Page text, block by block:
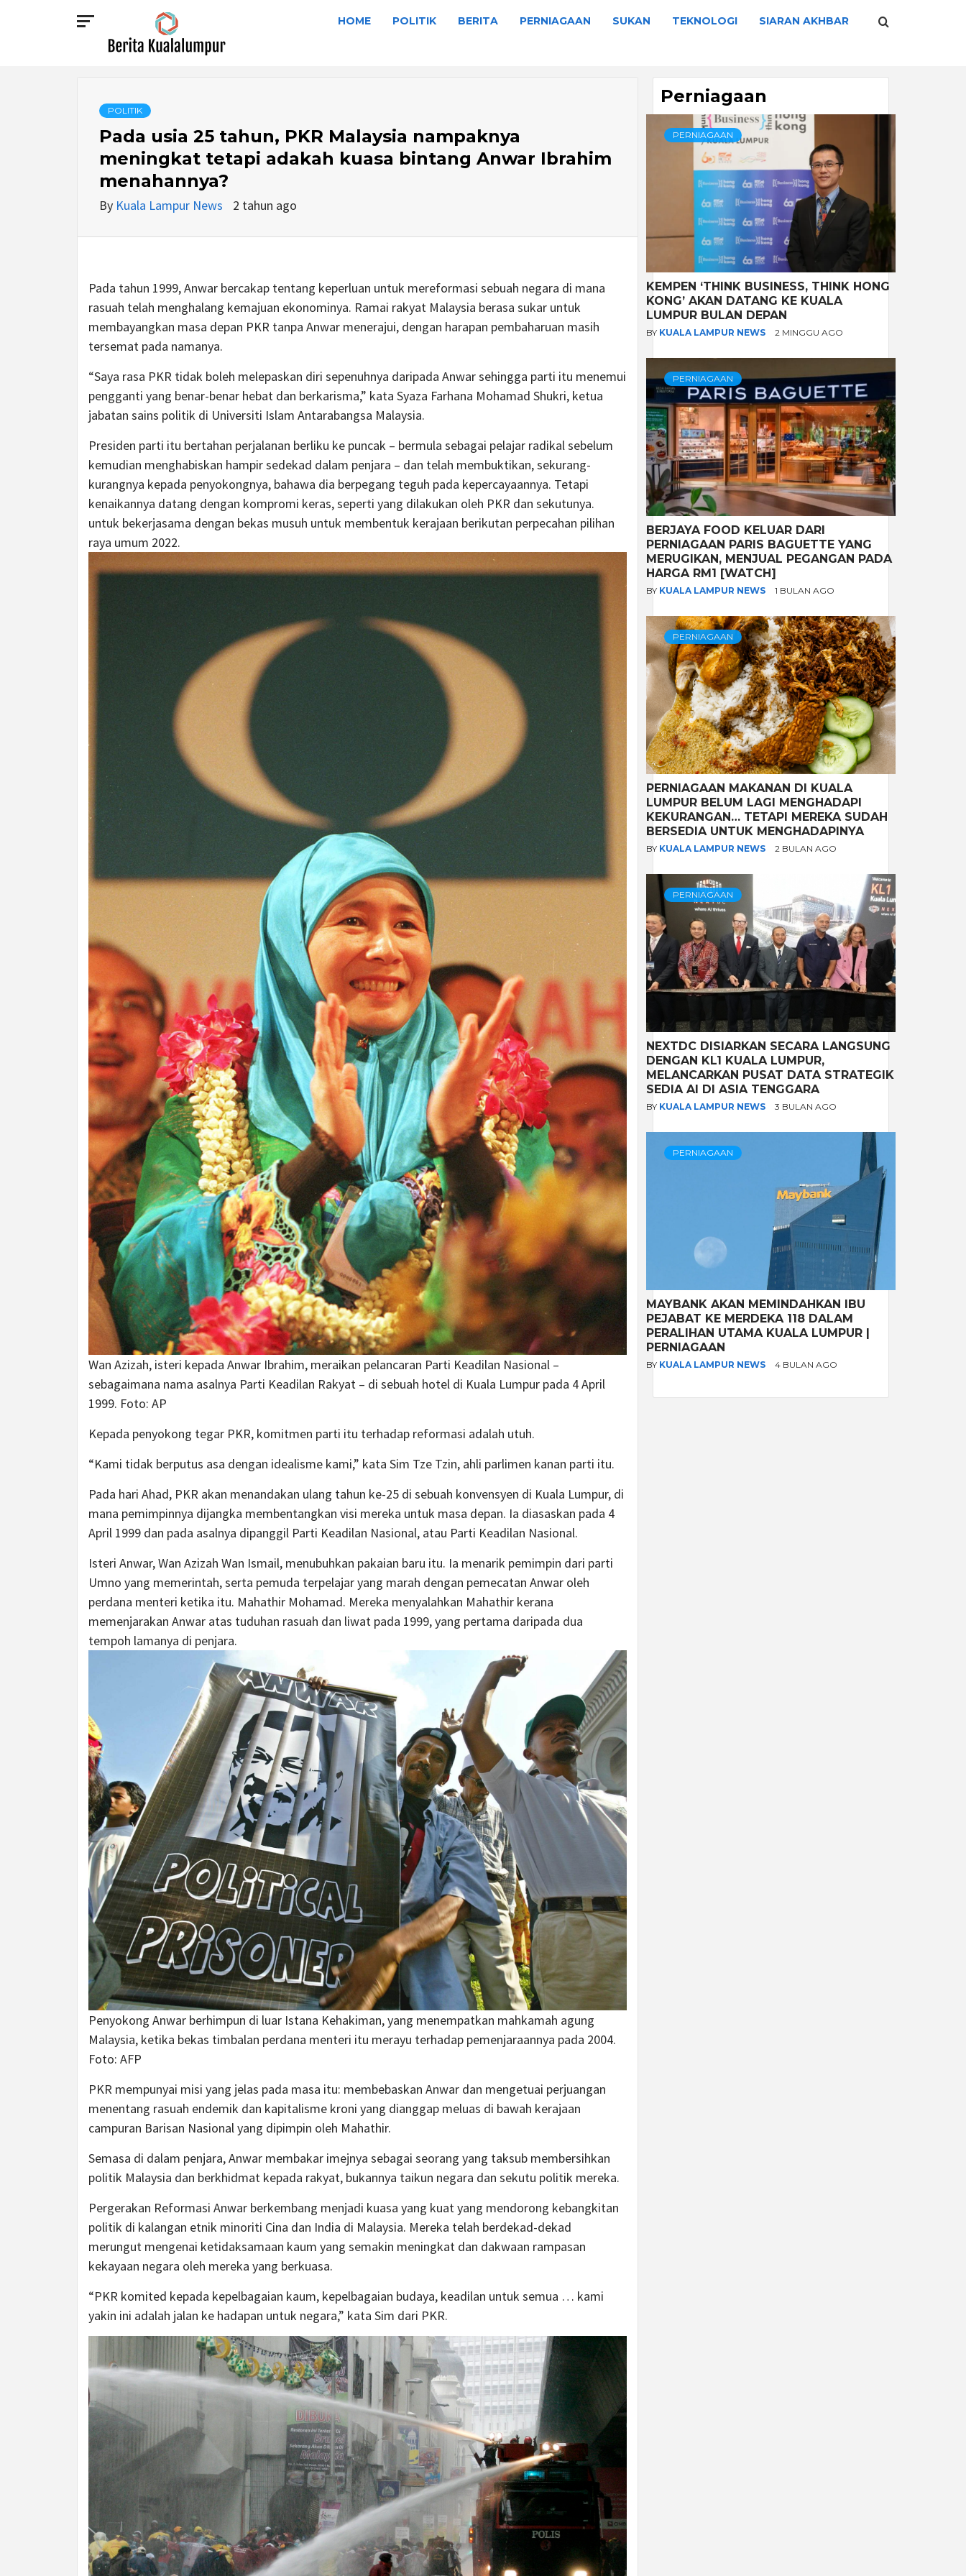
BERITA
KUALALUMPUR
HOME POLITIK BERITA PERNIAGAAN SUKAN TEKNOLOGI SIARAN AKHBAR
POLITIK
Pada usia 25 tahun, PKR Malaysia nampaknya
meningkat tetapi adakah kuasa bintang Anwar Ibrahim
menahannya?
By Kuala Lampur News 2 tahun ago
Pada tahun 1999, Anwar bercakap tentang keperluan untuk mereformasi sebuah negara di mana
rasuah telah menghalang kemajuan ekonominya. Ramai rakyat Malaysia berasa sukar untuk
membayangkan masa depan PKR tanpa Anwar menerajui, dengan harapan pembaharuan masih
tersemat pada namanya.
“Saya rasa PKR tidak boleh melepaskan diri sepenuhnya daripada Anwar sehingga parti itu menemui
pengganti yang benar-benar hebat dan berkarisma,” kata Syaza Farhana Mohamad Shukri, ketua
jabatan sains politik di Universiti Islam Antarabangsa Malaysia.
Presiden parti itu bertahan perjalanan berliku ke puncak – bermula sebagai pelajar radikal sebelum
kemudian menghabiskan hampir sedekad dalam penjara – dan telah membuktikan, sekurang-
kurangnya kepada penyokongnya, bahawa dia berpegang teguh pada kepercayaannya. Tetapi
kenaikannya datang dengan kompromi keras, seperti yang dilakukan oleh PKR dan sekutunya.
untuk bekerjasama dengan bekas musuh untuk membentuk kerajaan berikutan perpecahan pilihan
raya umum 2022.
Wan Azizah, isteri kepada Anwar Ibrahim, meraikan pelancaran Parti Keadilan Nasional –
sebagaimana nama asalnya Parti Keadilan Rakyat – di sebuah hotel di Kuala Lumpur pada 4 April
1999. Foto: AP
Kepada penyokong tegar PKR, komitmen parti itu terhadap reformasi adalah utuh.
“Kami tidak berputus asa dengan idealisme kami,” kata Sim Tze Tzin, ahli parlimen kanan parti itu.
Pada hari Ahad, PKR akan menandakan ulang tahun ke-25 di sebuah konvensyen di Kuala Lumpur, di
mana pemimpinnya dijangka membentangkan visi mereka untuk masa depan. Ia diasaskan pada 4
April 1999 dan pada asalnya dipanggil Parti Keadilan Nasional, atau Parti Keadilan Nasional.
Isteri Anwar, Wan Azizah Wan Ismail, menubuhkan pakaian baru itu. Ia menarik pemimpin dari parti
Umno yang memerintah, serta pemuda terpelajar yang marah dengan pemecatan Anwar oleh
perdana menteri ketika itu. Mahathir Mohamad. Mereka menyalahkan Mahathir kerana
memenjarakan Anwar atas tuduhan rasuah dan liwat pada 1999, yang pertama daripada dua
tempoh lamanya di penjara.
Penyokong Anwar berhimpun di luar Istana Kehakiman, yang menempatkan mahkamah agung
Malaysia, ketika bekas timbalan perdana menteri itu merayu terhadap pemenjaraannya pada 2004.
Foto: AFP
PKR mempunyai misi yang jelas pada masa itu: membebaskan Anwar dan mengetuai perjuangan
menentang rasuah endemik dan kapitalisme kroni yang dianggap meluas di bawah kerajaan
campuran Barisan Nasional yang dipimpin oleh Mahathir.
Semasa di dalam penjara, Anwar membakar imejnya sebagai seorang yang taksub membersihkan
politik Malaysia dan berkhidmat kepada rakyat, bukannya taikun negara dan sekutu politik mereka.
Pergerakan Reformasi Anwar berkembang menjadi kuasa yang kuat yang mendorong kebangkitan
politik di kalangan etnik minoriti Cina dan India di Malaysia. Mereka telah berdekad-dekad
merungut mengenai ketidaksamaan kaum yang semakin meningkat dan dakwaan rampasan
kekayaan negara oleh mereka yang berkuasa.
“PKR komited kepada kepelbagaian kaum, kepelbagaian budaya, keadilan untuk semua … kami
yakin ini adalah jalan ke hadapan untuk negara,” kata Sim dari PKR.
Perniagaan
PERNIAGAAN
KEMPEN ‘THINK BUSINESS, THINK HONG
KONG’ AKAN DATANG KE KUALA
LUMPUR BULAN DEPAN
BY KUALA LAMPUR NEWS 2 MINGGU AGO
PERNIAGAAN
BERJAYA FOOD KELUAR DARI
PERNIAGAAN PARIS BAGUETTE YANG
MERUGIKAN, MENJUAL PEGANGAN PADA
HARGA RM1 [WATCH]
BY KUALA LAMPUR NEWS 1 BULAN AGO
PERNIAGAAN
PERNIAGAAN MAKANAN DI KUALA
LUMPUR BELUM LAGI MENGHADAPI
KEKURANGAN… TETAPI MEREKA SUDAH
BERSEDIA UNTUK MENGHADAPINYA
BY KUALA LAMPUR NEWS 2 BULAN AGO
PERNIAGAAN
NEXTDC DISIARKAN SECARA LANGSUNG
DENGAN KL1 KUALA LUMPUR,
MELANCARKAN PUSAT DATA STRATEGIK
SEDIA AI DI ASIA TENGGARA
BY KUALA LAMPUR NEWS 3 BULAN AGO
PERNIAGAAN
MAYBANK AKAN MEMINDAHKAN IBU
PEJABAT KE MERDEKA 118 DALAM
PERALIHAN UTAMA KUALA LUMPUR |
PERNIAGAAN
BY KUALA LAMPUR NEWS 4 BULAN AGO